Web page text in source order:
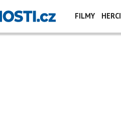
FILMY HERCI